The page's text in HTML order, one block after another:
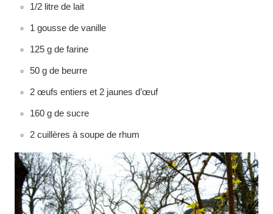
1/2 litre de lait
1 gousse de vanille
125 g de farine
50 g de beurre
2 œufs entiers et 2 jaunes d’œuf
160 g de sucre
2 cuillères à soupe de rhum